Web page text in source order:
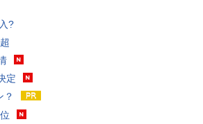
?
定
？